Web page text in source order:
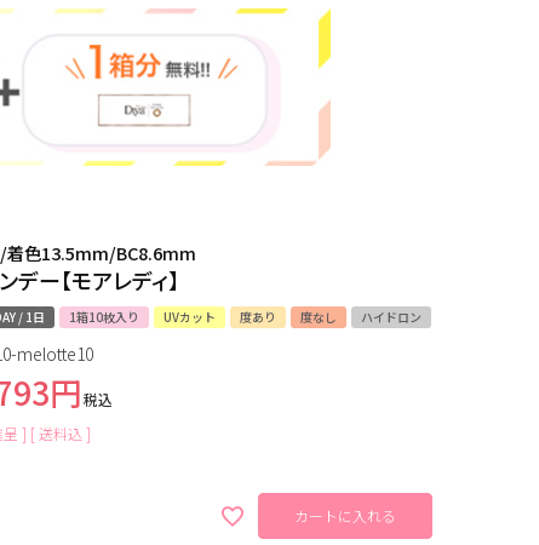
着色13.5mm/BC8.6mm
デー【モアレディ】
/ 1日 1箱10枚入り UVカット 度あり 度なし ハイドロン
melotte10
税込
] 送料込
カートに入れる